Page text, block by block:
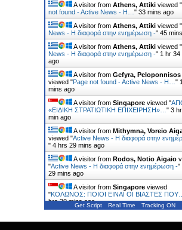
A visitor from Athens, Attiki viewed "
not found - Active News - Η… " 33 mins ago
A visitor from Athens, Attiki viewed "
News - Η διαφορά στην ενημέρωση -" 45
A visitor from Athens, Attiki viewed "
News - Η διαφορά στην ενημέρωση -" 1 hr 34
ago
A visitor from Gefyra, Peloponnisos
viewed "Page not found - Active News - Η… "
mins ago
A visitor from Singapore viewed "
«ΕΙΔΙΚΗ ΣΤΡΑΤΙΩΤΙΚΗ ΕΠΙΧΕΙΡΗΣΗ»… " 3
min ago
A visitor from Mithymna, Voreio
viewed "Active News - Η διαφορά στην
" 4 hrs 29 mins ago
A visitor from Rodos, Notio Aigaio
"Active News - Η διαφορά στην ενημέρωση -"
29 mins ago
A visitor from Singapore viewed
"ΚΟΛΩΝΟΣ: ΠΟΙΟΙ ΕΙΝΑΙ ΟΙ ΒΙΑΣΤΕΣ ΠΟΥ…
hrs 30 mins ago
Get Script Real Time Tracking ON